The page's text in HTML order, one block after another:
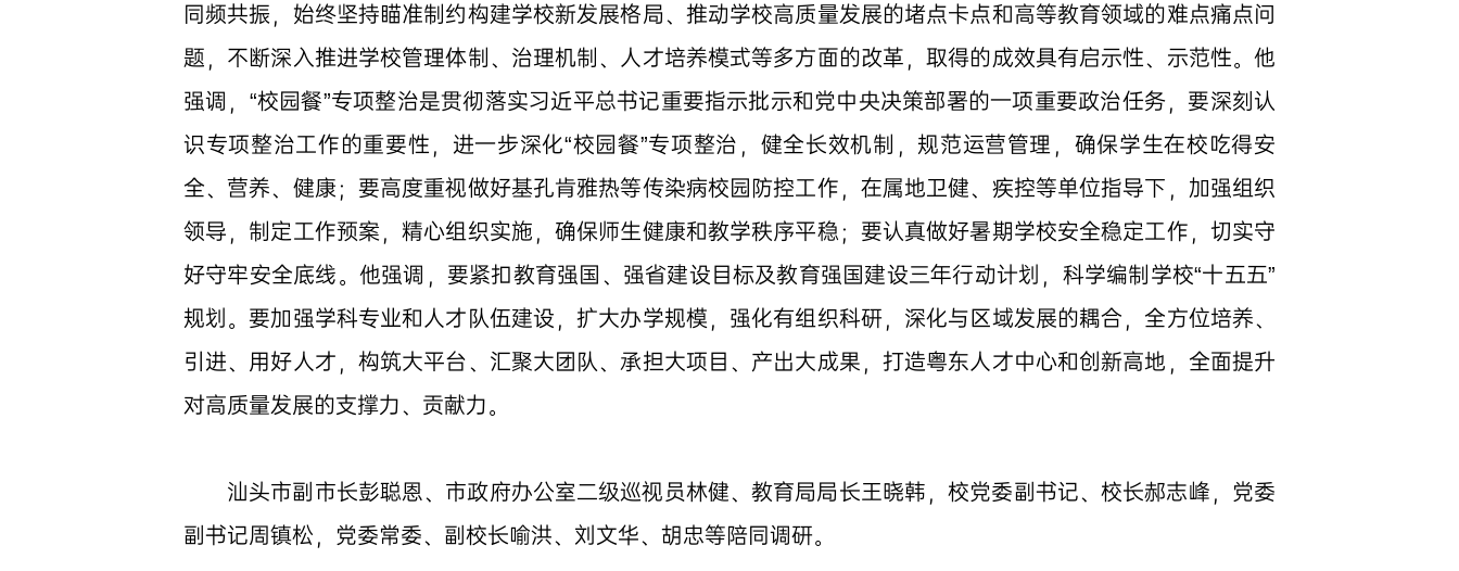
同频共振，始终坚持瞄准制约构建学校新发展格局、推动学校高质量发展的堵点卡点和高等教育领域的难点痛点问
题，不断深入推进学校管理体制、治理机制、人才培养模式等多方面的改革，取得的成效具有启示性、示范性。他
强调，“校园餐”专项整治是贯彻落实习近平总书记重要指示批示和党中央决策部署的一项重要政治任务，要深刻认
识专项整治工作的重要性，进一步深化“校园餐”专项整治，健全长效机制，规范运营管理，确保学生在校吃得安
全、营养、健康；要高度重视做好基孔肯雅热等传染病校园防控工作，在属地卫健、疾控等单位指导下，加强组织
领导，制定工作预案，精心组织实施，确保师生健康和教学秩序平稳；要认真做好暑期学校安全稳定工作，切实守
好守牢安全底线。他强调，要紧扣教育强国、强省建设目标及教育强国建设三年行动计划，科学编制学校“十五五”
规划。要加强学科专业和人才队伍建设，扩大办学规模，强化有组织科研，深化与区域发展的耦合，全方位培养、
引进、用好人才，构筑大平台、汇聚大团队、承担大项目、产出大成果，打造粤东人才中心和创新高地，全面提升
对高质量发展的支撑力、贡献力。
汕头市副市长彭聪恩、市政府办公室二级巡视员林健、教育局局长王晓韩，校党委副书记、校长郝志峰，党委
副书记周镇松，党委常委、副校长喻洪、刘文华、胡忠等陪同调研。